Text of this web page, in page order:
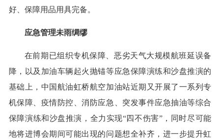
好、保障用品用具完备。
应急管理未雨绸缪
在前期已组织专机保障、恶劣天气大规模航班延误备
降，以及加油车辆起火抛锚等应急保障演练和沙盘推演的
基础上，中国航油虹桥航空加油站近期又开展了一系列专
机保障、疫情防控、消防应急、突发事件应急抽油等综合
保障演练和沙盘推演，全力实现“四不伤害”，同时尽可能
地将进博会期间可能出现的问题想全补齐，进一步提升虹